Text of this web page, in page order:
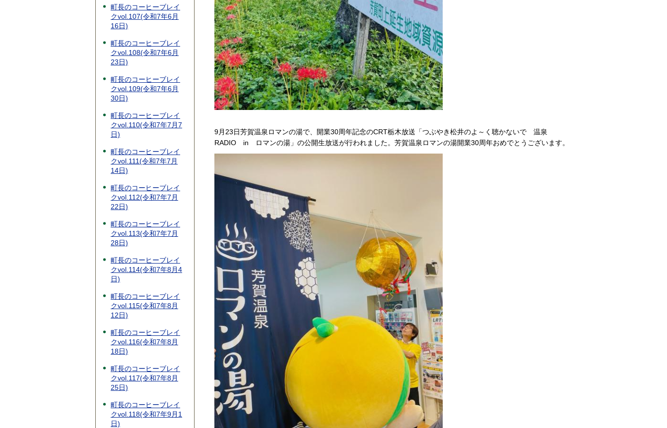
町長のコーヒーブレイ
クvol.107(令和7年6月
16日)
町長のコーヒーブレイ
クvol.108(令和7年6月
23日)
町長のコーヒーブレイ
クvol.109(令和7年6月
30日)
町長のコーヒーブレイ
クvol.110(令和7年7月7
日)
町長のコーヒーブレイ
クvol.111(令和7年7月
14日)
町長のコーヒーブレイ
クvol.112(令和7年7月
22日)
町長のコーヒーブレイ
クvol.113(令和7年7月
28日)
町長のコーヒーブレイ
クvol.114(令和7年8月4
日)
町長のコーヒーブレイ
クvol.115(令和7年8月
12日)
町長のコーヒーブレイ
クvol.116(令和7年8月
18日)
町長のコーヒーブレイ
クvol.117(令和7年8月
25日)
町長のコーヒーブレイ
クvol.118(令和7年9月1
日)
9月23日芳賀温泉ロマンの湯で、開業30周年記念のCRT栃木放送「つぶやき松井のよ～く聴かないで 温泉
RADIO in ロマンの湯」の公開生放送が行われました。芳賀温泉ロマンの湯開業30周年おめでとうございます。